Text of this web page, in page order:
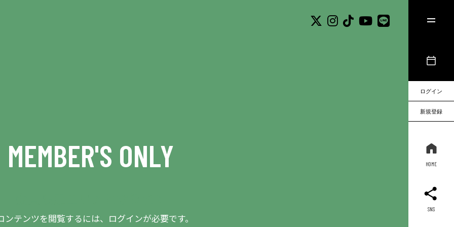
ログイン
新規登録
HOME
SNS
MEMBER'S ONLY
ンテンツを閲覧するには、ログインが必要です。